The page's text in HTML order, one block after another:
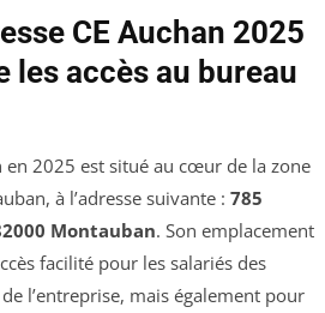
CE Auchan 2025
les accès au bureau
en 2025 est situé au cœur de la zone
à l’adresse suivante : 785
Montauban. Son emplacement
facilité pour les salariés des
l’entreprise, mais également pour